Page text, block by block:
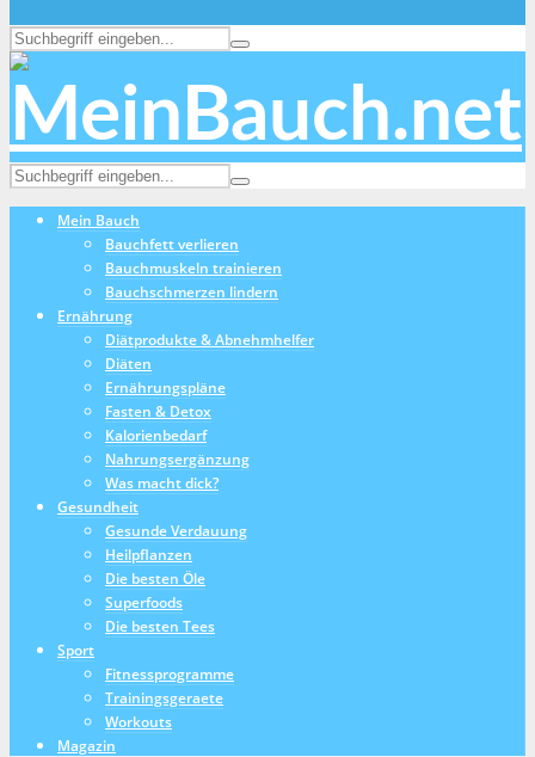
Mein Bauch
Bauchfett verlieren
Bauchmuskeln trainieren
Bauchschmerzen lindern
Ernährung
Diätprodukte & Abnehmhelfer
Diäten
Ernährungspläne
Fasten & Detox
Kalorienbedarf
Nahrungsergänzung
Was macht dick?
Gesundheit
Gesunde Verdauung
Heilpflanzen
Die besten Öle
Superfoods
Die besten Tees
Sport
Fitnessprogramme
Trainingsgeraete
Workouts
Magazin